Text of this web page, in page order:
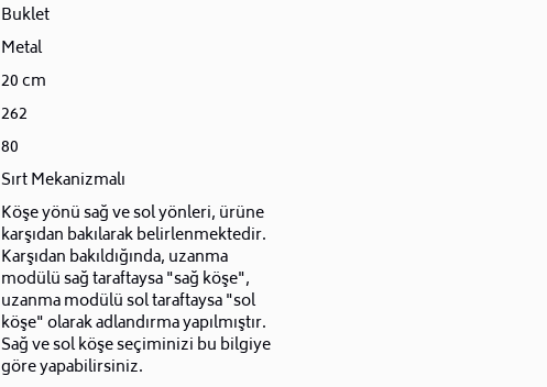
Buklet
Metal
20 cm
262
80
Sırt Mekanizmalı
Köşe yönü sağ ve sol yönleri, ürüne
karşıdan bakılarak belirlenmektedir.
Karşıdan bakıldığında, uzanma
modülü sağ taraftaysa "sağ köşe",
uzanma modülü sol taraftaysa "sol
köşe" olarak adlandırma yapılmıştır.
Sağ ve sol köşe seçiminizi bu bilgiye
göre yapabilirsiniz.